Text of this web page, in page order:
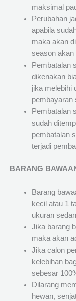
maksimal
Perubahan
apabila
maka akan
season akan
Pembatalan
dikenakan
jika melebihi
pembayaran
Pembatalan
sudah
pembatalan
terjadi
BARANG
Barang
kecil atau 1
ukuran
Jika barang
maka akan
Jika calon
kelebihan
sebesar
Dilarang
hewan,